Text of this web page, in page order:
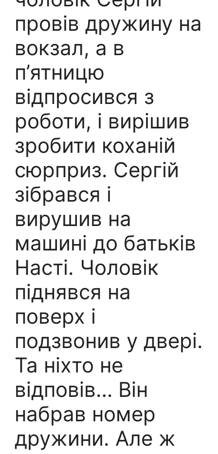
провів дружину на
вокзал, а в
п’ятницю
відпросився з
роботи, і вирішив
зробити коханій
сюрприз. Сергій
зібрався і
вирушив на
машині до батьків
Насті. Чоловік
піднявся на
поверх і
подзвонив у двері.
Та ніхто не
відповів… Він
набрав номер
дружини. Але ж